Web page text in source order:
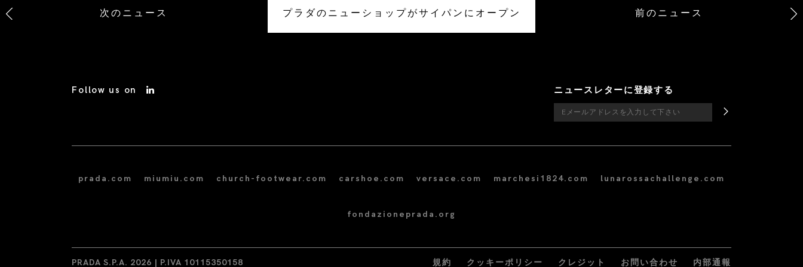
次のニュース プラダのニューショップがサイパンにオープン 前のニュース
Follow us on ニュースレターに登録する
prada.com miumiu.com church-footwear.com carshoe.com versace.com marchesi1824.com lunarossachallenge.com
fondazioneprada.org
PRADA S.P.A. 2026 | P.IVA 10115350158 規約 クッキーポリシー クレジット お問い合わせ 内部通報